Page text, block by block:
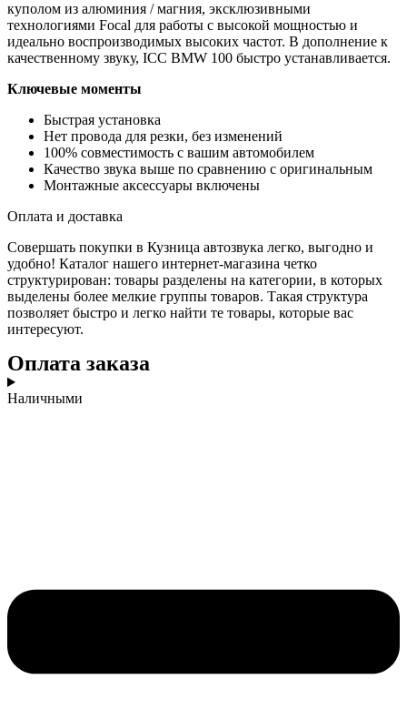
куполом из алюминия / магния, эксклюзивными
технологиями Focal для работы с высокой мощностью и
идеально воспроизводимых высоких частот. В дополнение к
качественному звуку, ICC BMW 100 быстро устанавливается.
Ключевые моменты
Быстрая установка
Нет провода для резки, без изменений
100% совместимость с вашим автомобилем
Качество звука выше по сравнению с оригинальным
Монтажные аксессуары включены
Оплата и доставка
Совершать покупки в Кузница автозвука легко, выгодно и
удобно! Каталог нашего интернет-магазина четко
структурирован: товары разделены на категории, в которых
выделены более мелкие группы товаров. Такая структура
позволяет быстро и легко найти те товары, которые вас
интересуют.
Оплата заказа
Наличными